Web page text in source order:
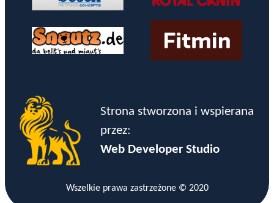
Strona stworzona i wspierana
przez:
Web Developer Studio
Wszelkie prawa zastrzeżone © 2020